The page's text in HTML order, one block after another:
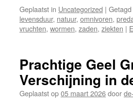
Geplaatst in Uncategorized | Getagd
levensduur, natuur, omnivoren,
vruchten, wormen, zaden, ziekten |
Prachtige Geel
Verschijning in
Geplaatst op05 maart 2026door